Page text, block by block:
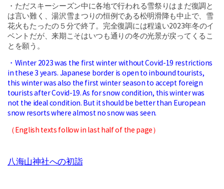
・ただスキーシーズン中に各地で行われる雪祭りはまだ復調と
は言い難く、湯沢雪まつりの恒例である松明滑降も中止で、雪
花火もたったの５分で終了。完全復調には程遠い2023年冬のイ
ベントだが、来期こそはいつも通りの冬の光景が戻ってくるこ
とを願う。
・Winter 2023 was the first winter without Covid-19 restrictions
in these 3 years. Japanese border is open to inbound tourists,
this winter was also the first winter season to accept foreign
tourists after Covid-19. As for snow condition, this winter was
not the ideal condition. But it should be better than European
snow resorts where almost no snow was seen.
（English texts follow in last half of the page）
八海山神社への初詣